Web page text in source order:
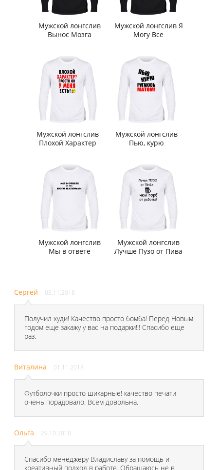
Мужской лонгслив
Вынос Мозга
Мужской лонгслив Я
Могу Все
Мужской лонгслив
Плохой Характер
Мужской лонгслив
Пью, курю
Мужской лонгслив
Мы в ответе
Мужской лонгслив
Лучше Пузо от Пива
Сергей 03.11.2018
Получил худи! Качество просто бомба! Перед Новым
годом еще закажу у вас на подарки!!! Спасибо еще
раз.
Виталина 01.11.2018
Футболочки просто шикарные! качество печати
очень порадовало. Всем довольна.
Ольга 29.10.2018
Спасибо менеджеру Владиславу за помощь и
креативный подход в работе. Обращаюсь не в